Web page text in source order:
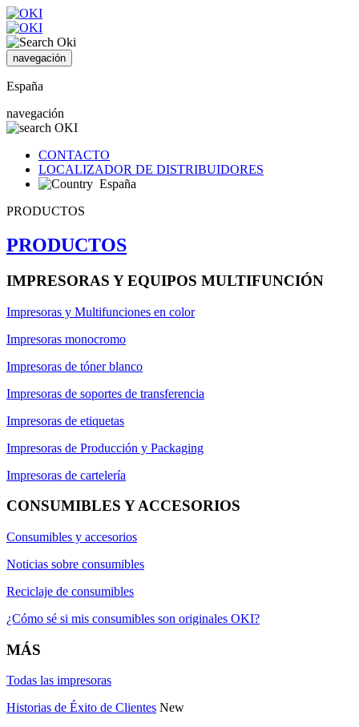
navegación
España
navegación
CONTACTO
LOCALIZADOR DE DISTRIBUIDORES
España
PRODUCTOS
PRODUCTOS
IMPRESORAS Y EQUIPOS MULTIFUNCIÓN
Impresoras y Multifunciones en color
Impresoras monocromo
Impresoras de tóner blanco
Impresoras de soportes de transferencia
Impresoras de etiquetas
Impresoras de Producción y Packaging
Impresoras de cartelería
CONSUMIBLES Y ACCESORIOS
Consumibles y accesorios
Noticias sobre consumibles
Reciclaje de consumibles
¿Cómo sé si mis consumibles son originales OKI?
MÁS
Todas las impresoras
Historias de Éxito de Clientes New